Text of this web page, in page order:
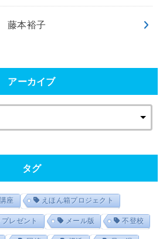
藤本裕子
アーカイブ
タグ
座 えほん箱プロジェクト
プレゼント メール版 不登校